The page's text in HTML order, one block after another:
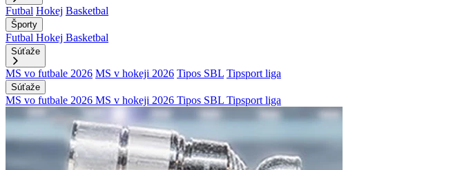
Futbal Hokej Basketbal
Športy
Futbal Hokej Basketbal
Súťaže
MS vo futbale 2026 MS v hokeji 2026 Tipos SBL Tipsport liga
Súťaže
MS vo futbale 2026 MS v hokeji 2026 Tipos SBL Tipsport liga